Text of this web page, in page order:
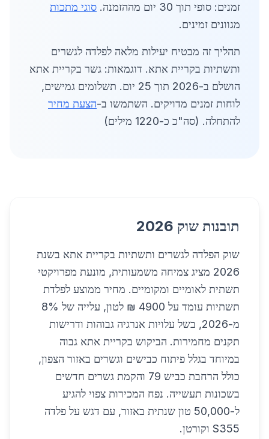
זמנים: סופי תוך 30 יום מההזמנה.
סוגי מתכות
מגוונים זמינים.
תהליך זה מבטיח יעילות מלאה לפלדה לגשרים
ותשתיות בקריית אתא. דוגמאות: גשר בקריית אתא
הושלם ב-2026 תוך 25 יום. תשלומים גמישים,
לוחות זמנים מדויקים. השתמשו ב-הצעת מחיר
להתחלה. (סה"כ כ-1220 מילים)
תובנות שוק 2026
שוק הפלדה לגשרים ותשתיות בקריית אתא בשנת
2026 מציג צמיחה משמעותית, מונעת מפרויקטי
תשתית לאומיים ומקומיים. מחיר ממוצע לפלדת
תשתיות עומד על 4900 ₪ לטון, עלייה של 8%
מ-2026, בשל עלויות אנרגיה גבוהות ודרישות
תקנים מחמירות. הביקוש בקריית אתא גבוה
במיוחד בגלל פיתוח כבישים וגשרים באזור הצפון,
כולל הרחבת כביש 79 והקמת גשרים חדשים
בשכונות תעשייה. נפח המכירות צפוי להגיע
ל-50,000 טון שנתית באזור, עם דגש על פלדה
S355 וקורטן.